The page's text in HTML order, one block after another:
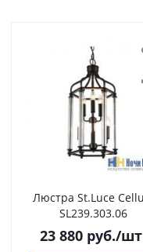
Люстра St.Luce
SL239.303.06
23 880руб./шт